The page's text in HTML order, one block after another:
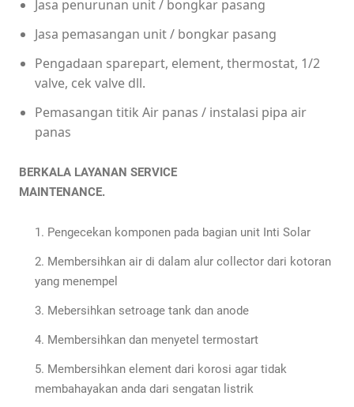
Jasa penurunan unit / bongkar pasang
Jasa pemasangan unit / bongkar pasang
Pengadaan sparepart, element, thermostat, 1/2
valve, cek valve dll.
Pemasangan titik Air panas / instalasi pipa air
panas
BERKALA LAYANAN SERVICE
MAINTENANCE.
Pengecekan komponen pada bagian unit Inti Solar
Membersihkan air di dalam alur collector dari kotoran
yang menempel
Mebersihkan setroage tank dan anode
Membersihkan dan menyetel termostart
Membersihkan element dari korosi agar tidak
membahayakan anda dari sengatan listrik